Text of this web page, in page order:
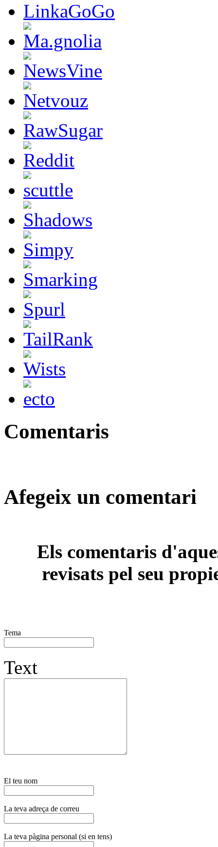
Comentaris
Afegeix un comentari
Els comentaris
revisats pel seu
Tema
Text
El teu nom
La teva adreça de correu
La teva pàgina personal (si en tens)